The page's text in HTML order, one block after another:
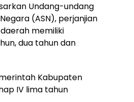
Undang-undang
(ASN), perjanjian
memiliki
dua tahun dan
Kabupaten
IV lima tahun